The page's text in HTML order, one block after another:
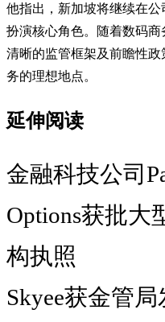
他指出，新加坡将继续在
扮演核心角色。随着数码
清晰的监管框架及前瞻性
务的理想地点。
延伸阅读
金融科技公司
Options获批大
构执照
Skyee获金管